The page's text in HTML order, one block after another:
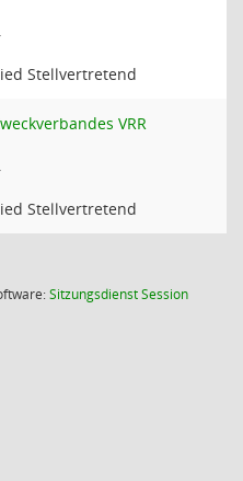
Stellvertretend
VRR
Stellvertretend
SitzungsdienstSession(Wird in